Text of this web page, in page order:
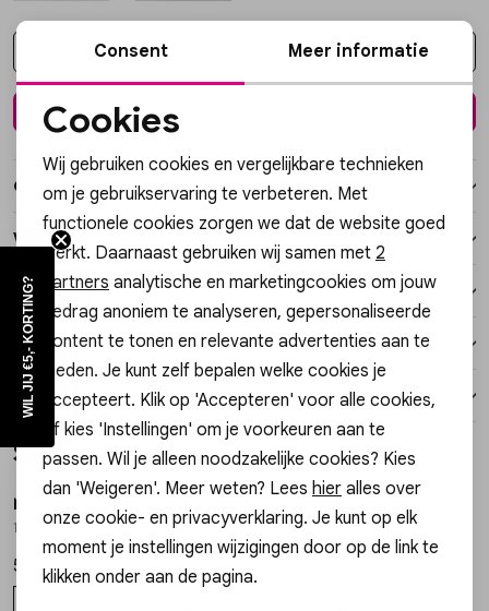
Vesten
Jassen
Kies een maat
Over dit item
Winkelvoorraad
Kenmerken
Verzending / Ophalen in de winkel
Retourneren
Style dit met
Neo Noir
166388-236 BLOUSE KIRIL
59,95
/2
Noodzakelijke cookies
Personalisatie cookies
Analytische cookies
Marketing cookies
Consent Meer informatie
Cookies
Wij gebruiken cookies en vergelijkbare technieken
om je gebruikservaring te verbeteren. Met
functionele cookies zorgen we dat de website goed
werkt. Daarnaast gebruiken wij samen met 2
partners analytische en marketingcookies om jouw
gedrag anoniem te analyseren, gepersonaliseerde
content te tonen en relevante advertenties aan te
bieden. Je kunt zelf bepalen welke cookies je
accepteert. Klik op 'Accepteren' voor alle cookies,
of kies 'Instellingen' om je voorkeuren aan te
passen. Wil je alleen noodzakelijke cookies? Kies
dan 'Weigeren'. Meer weten? Lees hier alles over
onze cookie- en privacyverklaring. Je kunt op elk
moment je instellingen wijzigingen door op de link te
klikken onder aan de pagina.
WIL JIJ €5,- KORTING?